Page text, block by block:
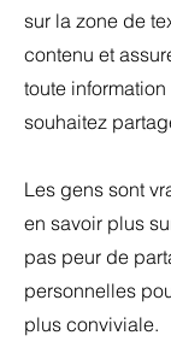
sur la zone de
contenu et
toute
souhaitez
Les gens sont
en savoir plus
pas peur de
personnelles
plus conviviale.